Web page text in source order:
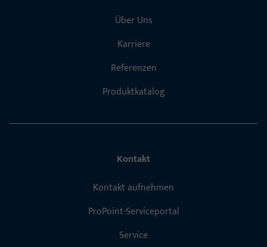
Über Uns
Karriere
Referenzen
Produktkatalog
Kontakt
Kontakt aufnehmen
ProPoint-Serviceportal
Service